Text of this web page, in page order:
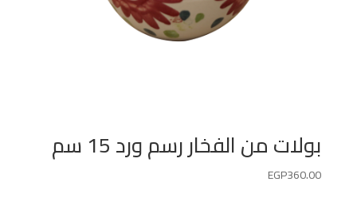
بولات من الفخار رسم ورد 15 سم
EGP360.00